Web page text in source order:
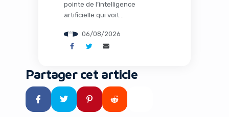
pointe de l’intelligence
artificielle qui voit
recrutement scrutées au plus
haut niveau par le
exactement ce qui arrive à
OpenAI en ce mois d’août 2026.
Le Department of Justice (DOJ)
sous l’administration Trump a
annoncé une surveillance de
06/08/2026
Partager cet article